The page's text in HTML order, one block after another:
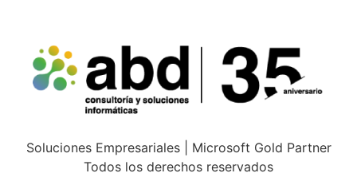
Soluciones Empresariales | Microsoft Gold Partner
Todos los derechos reservados